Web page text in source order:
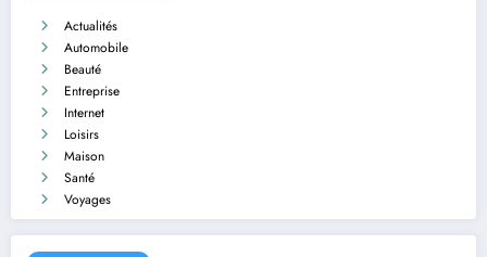
Actualités
Automobile
Beauté
Entreprise
Internet
Loisirs
Maison
Santé
Voyages